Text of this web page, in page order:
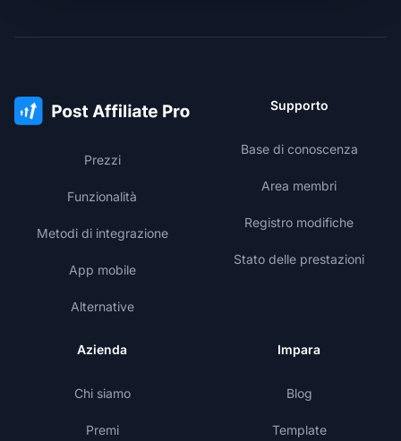
Prezzi
Funzionalità
Metodi di integrazione
App mobile
Alternative
Supporto
Base di conoscenza
Area membri
Registro modifiche
Stato delle prestazioni
Azienda
Chi siamo
Premi
Impara
Blog
Template